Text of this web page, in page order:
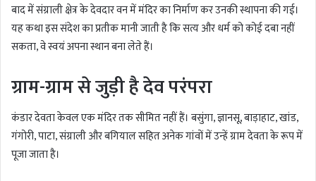
बाद में संग्राली क्षेत्र के देवदार वन में मंदिर का निर्माण कर उनकी स्थापना की गई।
यह कथा इस संदेश का प्रतीक मानी जाती है कि सत्य और धर्म को कोई दबा नहीं
सकता, वे स्वयं अपना स्थान बना लेते हैं।
ग्राम-ग्राम से जुड़ी है देव परंपरा
कंडार देवता केवल एक मंदिर तक सीमित नहीं हैं। बसुंगा, ज्ञानसू, बाड़ाहाट, खांड,
गंगोरी, पाटा, संग्राली और बगियाल सहित अनेक गांवों में उन्हें ग्राम देवता के रूप में
पूजा जाता है।